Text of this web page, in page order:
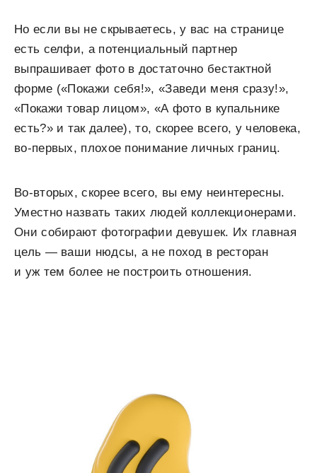
Но если вы не скрываетесь, у вас на странице
есть селфи, а потенциальный партнер
выпрашивает фото в достаточно бестактной
форме («Покажи себя!», «Заведи меня сразу!»,
«Покажи товар лицом», «А фото в купальнике
есть?» и так далее), то, скорее всего, у человека,
во-первых, плохое понимание личных границ.
Во-вторых, скорее всего, вы ему неинтересны.
Уместно назвать таких людей коллекционерами.
Они собирают фотографии девушек. Их главная
цель — ваши нюдсы, а не поход в ресторан
и уж тем более не построить отношения.